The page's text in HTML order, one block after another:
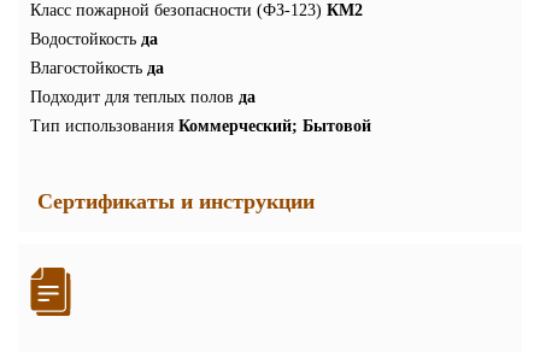
Класс пожарной безопасности (ФЗ-123) КМ2
Водостойкость да
Влагостойкость да
Подходит для теплых полов да
Тип использования Коммерческий; Бытовой
Сертификаты и инструкции